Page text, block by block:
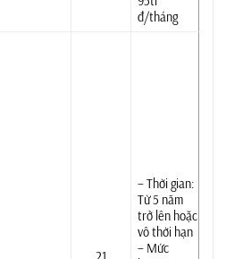
đ/tháng
– Thời gian:
Từ 5 năm
trở lên hoặc
vô thời hạn
– Mức